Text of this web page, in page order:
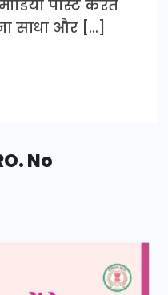
पोस्ट करते
साधा और […]
No